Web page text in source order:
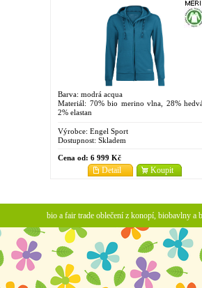
acqua
Barva: modrá acqua
Materiál: 70% bio merino vlna, 28%
2% elastan
Výrobce: Engel Sport
Dostupnost: Skladem
Cena od: 6 999 Kč
Koupit
Detail
bio a fair trade oblečení z konopí, biobavlny a